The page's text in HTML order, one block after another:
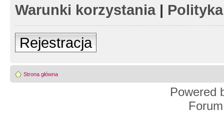
Warunki korzystania|
Rejestracja
Strona główna
Powered